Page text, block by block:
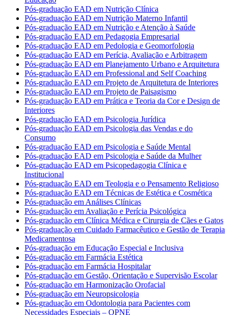
Pós-graduação EAD em Nutrição Clínica
Pós-graduação EAD em Nutrição Materno Infantil
Pós-graduação EAD em Nutrição e Atenção à Saúde
Pós-graduação EAD em Pedagogia Empresarial
Pós-graduação EAD em Pedologia e Geomorfologia
Pós-graduação EAD em Perícia, Avaliação e Arbitragem
Pós-graduação EAD em Planejamento Urbano e Arquitetura
Pós-graduação EAD em Professional and Self Coaching
Pós-graduação EAD em Projeto de Arquitetura de Interiores
Pós-graduação EAD em Projeto de Paisagismo
Pós-graduação EAD em Prática e Teoria da Cor e Design de
Interiores
Pós-graduação EAD em Psicologia Jurídica
Pós-graduação EAD em Psicologia das Vendas e do
Consumo
Pós-graduação EAD em Psicologia e Saúde Mental
Pós-graduação EAD em Psicologia e Saúde da Mulher
Pós-graduação EAD em Psicopedagogia Clínica e
Institucional
Pós-graduação EAD em Teologia e o Pensamento Religioso
Pós-graduação EAD em Técnicas de Estética e Cosmética
Pós-graduação em Análises Clínicas
Pós-graduação em Avaliação e Perícia Psicológica
Pós-graduação em Clínica Médica e Cirurgia de Cães e Gatos
Pós-graduação em Cuidado Farmacêutico e Gestão de Terapia
Medicamentosa
Pós-graduação em Educação Especial e Inclusiva
Pós-graduação em Farmácia Estética
Pós-graduação em Farmácia Hospitalar
Pós-graduação em Gestão, Orientação e Supervisão Escolar
Pós-graduação em Harmonização Orofacial
Pós-graduação em Neuropsicologia
Pós-graduação em Odontologia para Pacientes com
Necessidades Especiais – OPNE